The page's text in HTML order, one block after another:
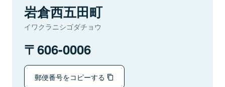
岩倉西五田町
イワクラニシゴダチョウ
606-0006
郵便番号をコピーする